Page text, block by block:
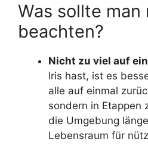
Was sollte man
beachten?
Nicht zu viel auf
Iris hast, ist es
alle auf einmal
sondern in Etappen
die Umgebung
Lebensraum für